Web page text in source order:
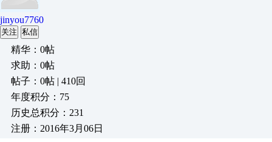
jinyou7760
关注 私信
精华：0帖
求助：0帖
帖子：0帖 | 410回
年度积分：75
历史总积分：231
注册：2016年3月06日